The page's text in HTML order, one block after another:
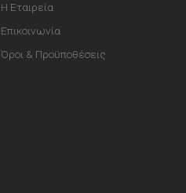
Η Εταιρεία
Επικοινωνία
Όροι & Προϋποθέσεις